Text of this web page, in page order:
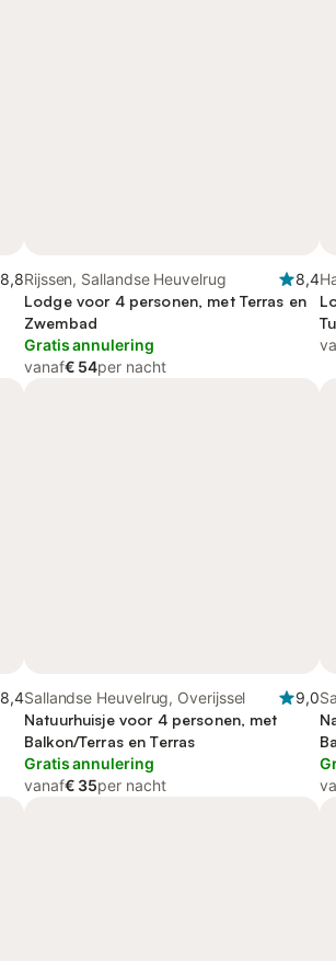
8,8Rijssen, Sallandse Heuvelrug
8,4
Lodge voor 4 personen, met Terras en
Zwembad
Gratis annulering
vanaf€ 54per nacht
8,4Sallandse Heuvelrug, Overijssel
9,0
Natuurhuisje voor 4 personen, met
Balkon/Terras en Terras
Gratis annulering
vanaf€ 35per nacht